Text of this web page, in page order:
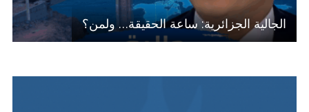
الجالية الجزائرية: ساعة الحقيقة… ولمن؟